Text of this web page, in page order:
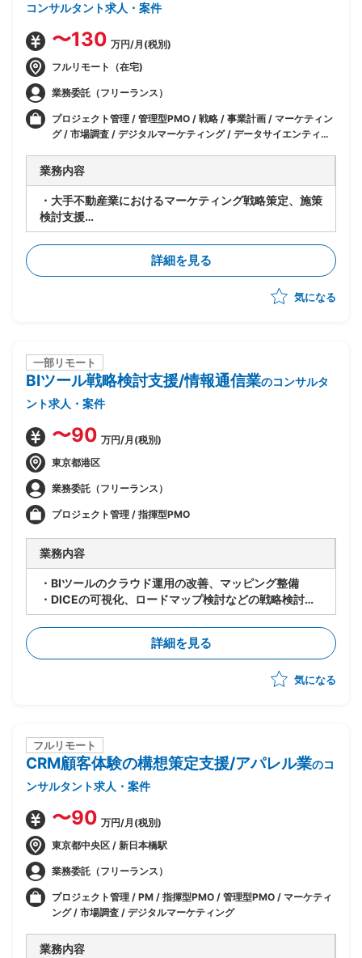
コンサルタント求人・案件
〜130 万円/月(税別)
フルリモート（在宅)
業務委託（フリーランス）
プロジェクト管理 / 管理型PMO / 戦略 / 事業計画 / マーケティン
グ / 市場調査 / デジタルマーケティング / データサイエンティス
業務内容
・大手不動産業におけるマーケティング戦略策定、施策
検討支援
・顧客では住宅関連事業を営むグループ各社と接点のあ
る顧客を会員組織化し、会員情報や取引履歴等を格納す
・当該CDP上のデータ分析、ユーザーナーチャリング
ュー
・業務委託先(広告代理店、Web制作会社他)とのコス
ト交渉、ベンダーコントロール
・CRMマーケティング(MAツールを活用したCRMマー
ケティングの高度化)
詳細を見る
気になる
一部リモート
BIツール戦略検討⽀援/情報通信業のコンサルタ
ント求人・案件
〜90 万円/月(税別)
東京都港区
業務委託（フリーランス）
プロジェクト管理 / 指揮型PMO
業務内容
・BIツールのクラウド運⽤の改善、マッピング整備
・DICEの可視化、ロードマップ検討などの戦略検討
・若⼿プロパーメンバーがおり、⼀緒に検討し、指⽰出
しなど⾃⾛して動いていただきたい
詳細を見る
気になる
フルリモート
CRM顧客体験の構想策定支援/アパレル業のコ
ンサルタント求人・案件
〜90 万円/月(税別)
東京都中央区 / 新日本橋駅
業務委託（フリーランス）
プロジェクト管理 / PM / 指揮型PMO / 管理型PMO / マーケティ
ング / 市場調査 / デジタルマーケティング
業務内容